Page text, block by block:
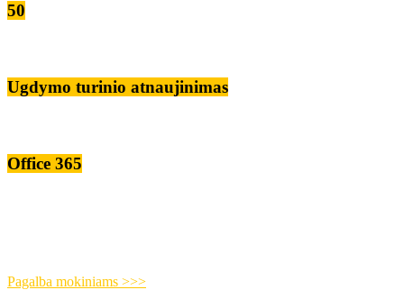
50
Ugdymo turinio atnaujinimas
Office 365
Pagalba mokiniams >>>